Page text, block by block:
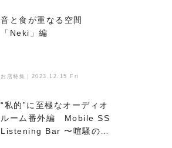
音と食が重なる空間
「Neki」編
お店特集｜2023.12.15 Fri
“私的”に至極なオーディオ
ルーム番外編 Mobile SS
Listening Bar 〜喧騒のな